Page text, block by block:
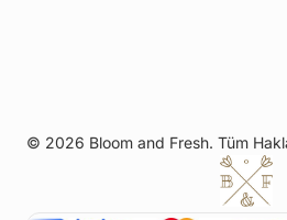
© 2026 Bloom and Fresh. Tüm